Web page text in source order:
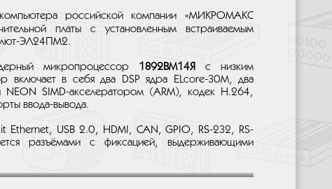
российской компании «МИКРОМАКС
платы с установленным встраиваемым
ЭЛ24ПМ2.
микропроцессор 1892ВМ14Я
с низким
включает в себя два DSP ядра ELcore-30M, два
SIMD-акселератором (ARM), кодек H.264,
ввода-вывода.
Ethernet, USB 2.0, HDMI, CAN, GPIO, RS-232, RS-
разъёмами с фиксацией, выдерживающими